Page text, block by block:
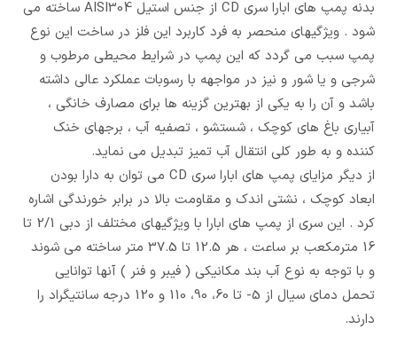
بدنه پمپ های ابارا سری CD از جنس استیل AISI304 ساخته می
شود . ویژگیهای منحصر به فرد کاربرد این فلز در ساخت این نوع
پمپ سبب می گردد که این پمپ در شرایط محیطی مرطوب و
شرجی و یا شور و نیز در مواجهه با رسوبات عملکرد عالی داشته
باشد و آن را به یکی از بهترین گزینه ها برای مصارف خانگی ،
آبیاری باغ های کوچک ، شستشو ، تصفیه آب ، برجهای خنک
کننده و به طور کلی انتقال آب تمیز تبدیل می نماید.
از دیگر مزایای پمپ های ابارا سری CD می توان به دارا بودن
ابعاد کوچک ، نشتی اندک و مقاومت بالا در برابر خورندگی اشاره
کرد . این سری از پمپ های ابارا با ویژگیهای مختلف از دبی 2/1 تا
16 مترمکعب بر ساعت ، هر 12.5 تا 37.5 متر ساخته می شوند
و با توجه به نوع آب بند مکانیکی ( فیبر و فنر ) آنها توانایی
تحمل دمای سیال از 5- تا 60، 90، 110 و 120 درجه سانتیگراد را
دارند.